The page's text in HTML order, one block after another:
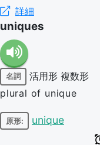
詳細
uniques
名詞 活用形 複数形
plural of unique
原形: unique